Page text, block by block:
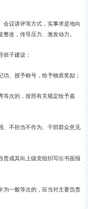
议讲评等方式，实事求是地向
改，传导压力、激发动力。
子建设：
、授予称号，给予物质奖励；
次的，按照有关规定给予嘉
不担当不作为、干部群众意见
成其向上级党组织写出书面报
一般等次的，应当对主要负责